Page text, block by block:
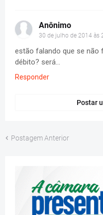
Anônimo
30 de julho de 2014 às
estão falando que se
débito? será...
Responder
Postar
Postagem Anterior